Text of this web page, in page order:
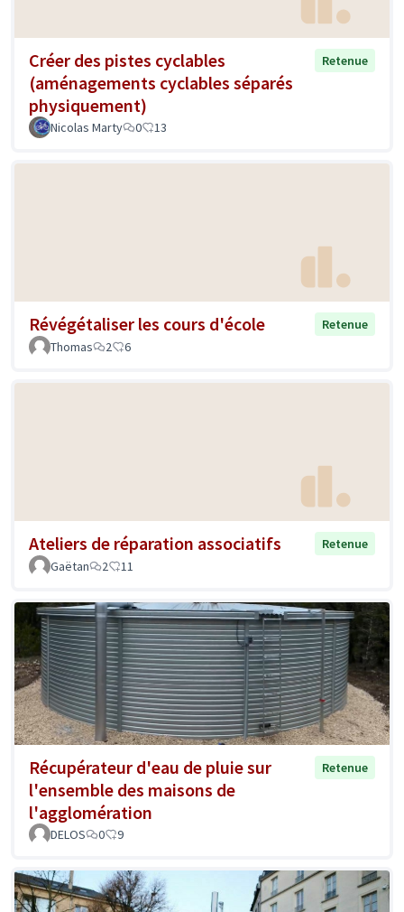
Créer des pistes cyclables
(aménagements cyclables séparés
physiquement)
Retenue
Nicolas Marty 0 13
Révégétaliser les cours d'école
Retenue
Thomas
2 6
Ateliers de réparation associatifs
Retenue
Gaëtan
2 11
Récupérateur d'eau de pluie sur
l'ensemble des maisons de
l'agglomération
Retenue
DELOS 0 9